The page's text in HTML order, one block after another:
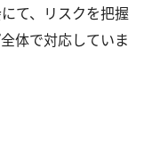
て、リスクを把握
体で対応していま